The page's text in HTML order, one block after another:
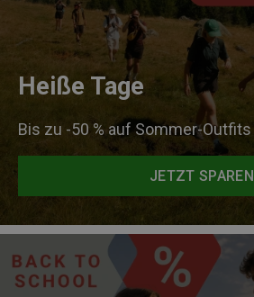
Heiße Tage
Bis zu -50 % auf Sommer-Outfits
JETZT SPAREN